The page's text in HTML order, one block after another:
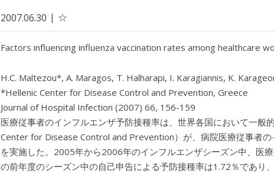
2007.06.30 ☆
Factors influencing influenza vaccination rates among healthcare
H.C. Maltezou*, A. Maragos, T. Halharapi, I. Karagiannis, K.
*Hellenic Center for Disease Control and Prevention, Greece
Journal of Hospital Infection (2007) 66, 156-159
医療従事者のインフルエンザ予防接種率は、世界各国において一
Center for Disease Control and Prevention）が、病院医療従事者
を実施した。2005年から2006年のインフルエンザシーズン中、医
の前年度のシーズン中の自己申告による予防接種率は1.72％であ